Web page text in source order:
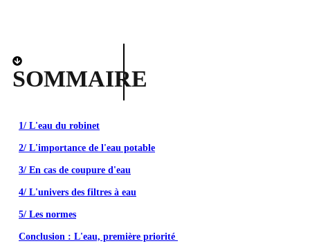
SOMMAIRE
1/ L'eau du robinet
2/ L'importance de l'eau potable
3/ En cas de coupure d'eau
4/ L'univers des filtres à eau
5/ Les normes
Conclusion : L'eau, première priorité